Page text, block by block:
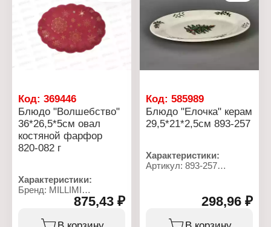
Тип крышки: винтовая
крышка
Материал: стекло
Упаковка: в коробке
Код: 369446
Блюдо "Волшебство"
36*26,5*5см овал
костяной фарфор
820-082 г
Характеристики:
Бренд: MILLIMI
Артикул: 820-082
Серия: Волшебство
Тип товара: Блюдо
875,43 ₽
Код:585989
Блюдо "Елочка" керам
29,5*21*2,5см 893-257
Характеристики:
Артикул: 893-257
Форма: овальное
Размер: 29,5х21х2,5 см
Материал: керамика
298,96 ₽